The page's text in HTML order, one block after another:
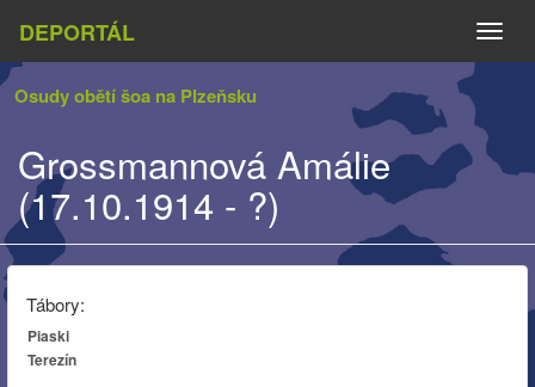
DEPORTÁL
Osudy obětí šoa na Plzeňsku
Grossmannová Amálie
(17.10.1914 - ?)
Tábory:
Piaski
Terezín